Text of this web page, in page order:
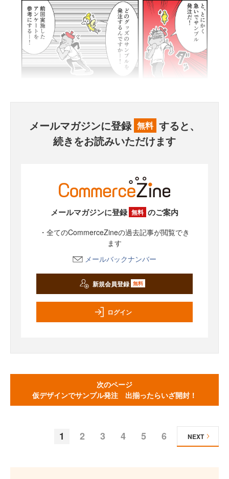
メールマガジンに登録 無料 すると、
続きをお読みいただけます
メールマガジンに登録 無料 のご案内
・全てのCommerceZineの過去記事が閲覧でき
ます
メールバックナンバー
新規会員登録 無料
ログイン
次のページ
仮デザインでサンプル発注 出揃ったらいざ開封！
1 2 3 4 5 6 NEXT